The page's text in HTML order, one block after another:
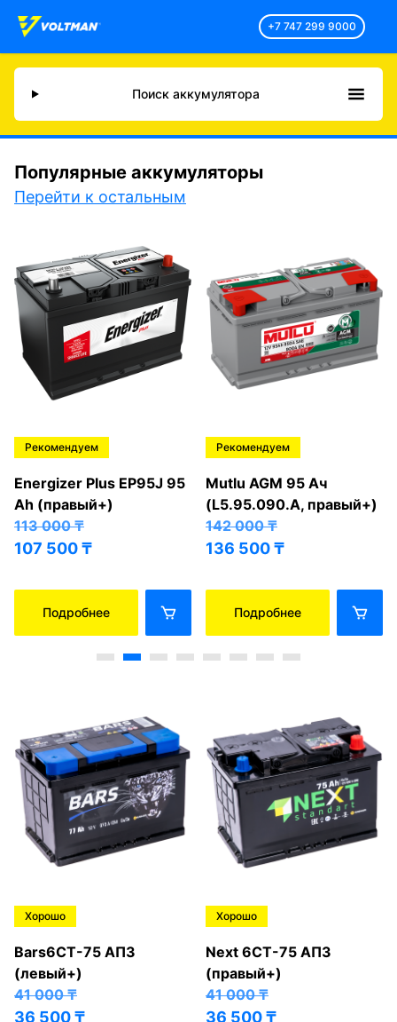
+7 747 299 9000
Поиск аккумулятора
Популярные аккумуляторы
Перейти к остальным
Рекомендуем
Energizer Plus EP95J 95
Ah (правый+)
113 000₸
107 500₸
Подробнее
Рекомендуем
Mutlu AGM 95 Ач
(L5.95.090.A, правый+)
142 000₸
136 500₸
Подробнее
Хорошо
Bars6СТ-75 АПЗ
(левый+)
41 000₸
36 500₸
Хорошо
Next 6СТ-75 АПЗ
(правый+)
41 000₸
36 500₸